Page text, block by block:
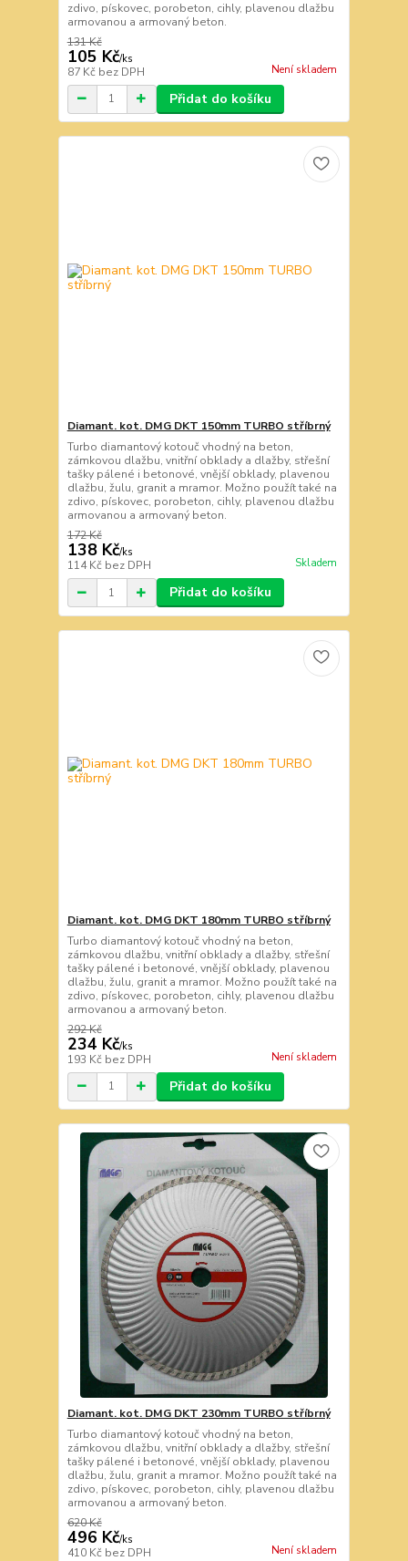
zdivo, pískovec, porobeton, cihly, plavenou dlažbu
armovanou a armovaný beton.
131 Kč
105 Kč/ks
87 Kč bez DPH Není skladem
Přidat do košíku
Diamant. kot. DMG DKT 150mm TURBO stříbrný
Turbo diamantový kotouč vhodný na beton,
zámkovou dlažbu, vnitřní obklady a dlažby, střešní
tašky pálené i betonové, vnější obklady, plavenou
dlažbu, žulu, granit a mramor. Možno použít také na
zdivo, pískovec, porobeton, cihly, plavenou dlažbu
armovanou a armovaný beton.
172 Kč
138 Kč/ks
114 Kč bez DPH Skladem
Přidat do košíku
Diamant. kot. DMG DKT 180mm TURBO stříbrný
Turbo diamantový kotouč vhodný na beton,
zámkovou dlažbu, vnitřní obklady a dlažby, střešní
tašky pálené i betonové, vnější obklady, plavenou
dlažbu, žulu, granit a mramor. Možno použít také na
zdivo, pískovec, porobeton, cihly, plavenou dlažbu
armovanou a armovaný beton.
292 Kč
234 Kč/ks
193 Kč bez DPH Není skladem
Přidat do košíku
Diamant. kot. DMG DKT 230mm TURBO stříbrný
Turbo diamantový kotouč vhodný na beton,
zámkovou dlažbu, vnitřní obklady a dlažby, střešní
tašky pálené i betonové, vnější obklady, plavenou
dlažbu, žulu, granit a mramor. Možno použít také na
zdivo, pískovec, porobeton, cihly, plavenou dlažbu
armovanou a armovaný beton.
620 Kč
496 Kč/ks
410 Kč bez DPH Není skladem